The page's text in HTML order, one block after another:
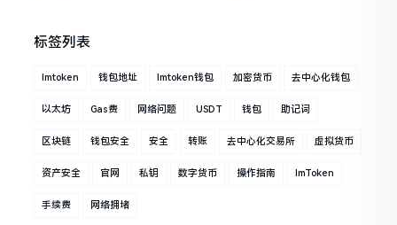
标签列表
Imtoken 钱包地址 Imtoken钱包 加密货币 去中心化钱包
以太坊 Gas费 网络问题 USDT 钱包 助记词
区块链 钱包安全 安全 转账 去中心化交易所 虚拟货币
资产安全 官网 私钥 数字货币 操作指南 ImToken
手续费 网络拥堵